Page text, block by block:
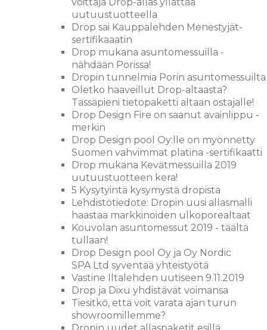
uutuustuotteella
Drop sai Kauppalehden Menestyjät-
sertifikaaatin
Drop mukana asuntomessuilla -
nähdään Porissa!
Dropin tunnelmia Porin asuntomessuilta
Oletko haaveillut Drop-altaasta?
Tässäpieni tietopaketti altaan ostajalle!
Drop Design Fire on saanut avainlippu -
merkin
Drop Design pool Oy:lle on myönnetty
Suomen vahvimmat platina -sertifikaatti
Drop mukana Kevätmessuilla 2019
uutuustuotteen kera!
5 Kysytyintä kysymystä dropista
Lehdistötiedote: Dropin uusi allasmalli
haastaa markkinoiden ulkoporealtaat
Kouvolan asuntomessut 2019 - täältä
tullaan!
Drop Design pool Oy ja Oy Nordic
SPA Ltd syventää yhteistyötä
Vastine Iltalehden uutiseen 9.11.2019
Drop ja Dixu yhdistävät voimansa
Tiesitkö, että voit varata ajan turun
showroomillemme?